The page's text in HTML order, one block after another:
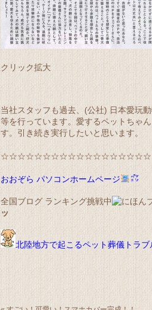
クリック拡大
当社スタッフも過去、(公社) 日本愛玩
等を行っています。愛するペットちゃ
す。引き続き実行したいと思います。
☆☆☆☆☆☆☆☆☆☆☆☆☆☆☆☆☆☆
おおぞら パソコンホームページ
全国ブログ ランキング挑戦中
ッ
北陸地方で起こるペット葬儀トラブ